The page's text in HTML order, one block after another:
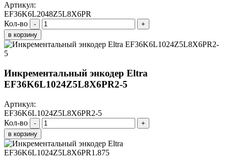
Артикул:
EF36K6L2048Z5L8X6PR
Кол-во
-
+
в корзину
Инкрементальный энкодер Eltra
EF36K6L1024Z5L8X6PR2-5
Артикул:
EF36K6L1024Z5L8X6PR2-5
Кол-во
-
+
в корзину